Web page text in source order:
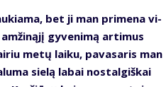
bet ji man pri­me­na vi­
gy­ve­ni­mą ar­ti­mus
me­tų lai­ku, pa­va­sa­ris man
sie­lą la­bai nos­tal­giš­kai